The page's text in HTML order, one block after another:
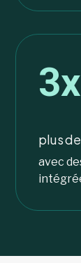
3x
plus
avec